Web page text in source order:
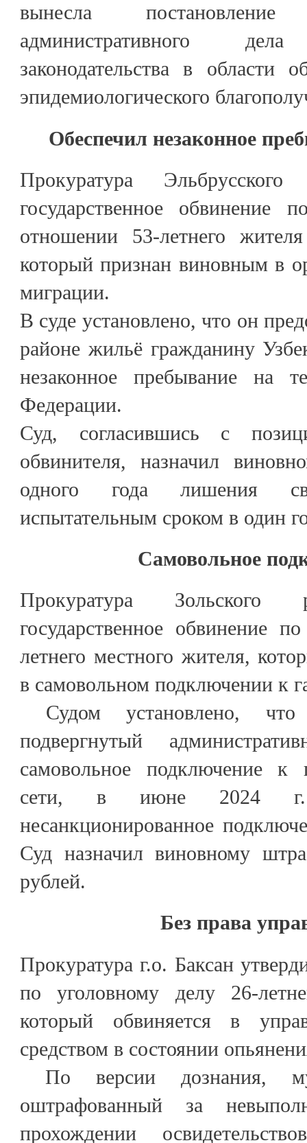
вынесла
административного
законодательства в области
эпидемиологического
Обеспечил незаконное
Прокуратура
государственное обвинение
отношении 53-летнего
который признан виновным в
миграции.
В суде установлено, что он
районе жильё гражданину
незаконное пребывание на
Федерации.
Суд, согласившись с
обвинителя, назначил
одного года лишения
испытательным сроком в один
Самовольное
Прокуратура Зольского
государственное обвинение
летнего местного жителя,
в самовольном подключении к
Судом установлено, что
подвергнутый
самовольное подключение к
сети, в июне 2024 г.
несанкционированное
Суд назначил виновному
рублей.
Без права
Прокуратура г.о. Баксан
по уголовному делу 26-
который обвиняется в
средством в состоянии
По версии дознания,
оштрафованный за
прохождении